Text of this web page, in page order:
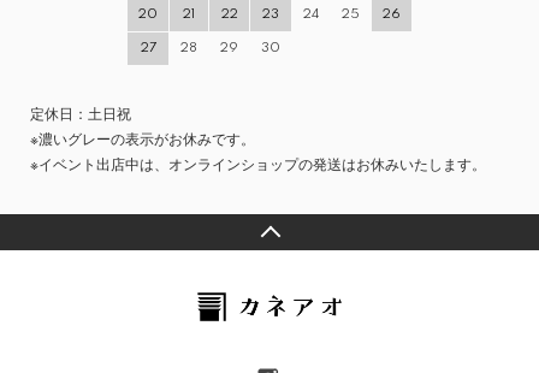
20 21 22 23 24 25 26
27 28 29 30
定休日：土日祝
※濃いグレーの表示がお休みです。
※イベント出店中は、オンラインショップの発送はお休みいたします。